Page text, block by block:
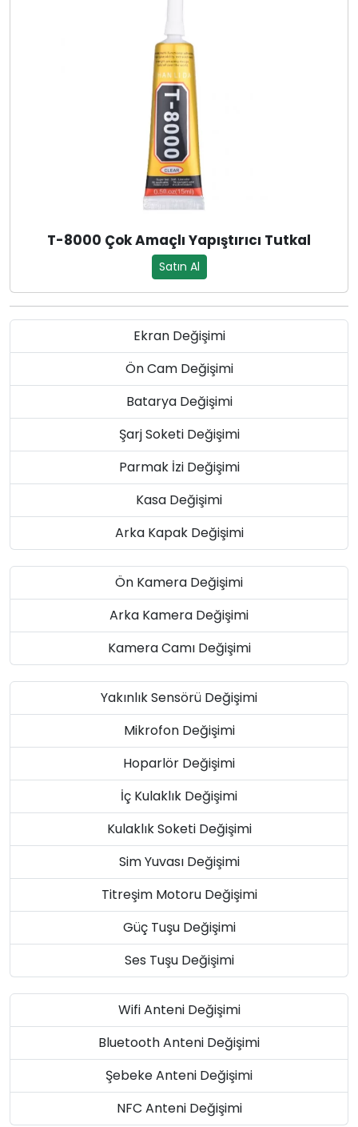
T-8000 Çok Amaçlı Yapıştırıcı Tutkal
Satın Al
Ekran Değişimi
Ön Cam Değişimi
Batarya Değişimi
Şarj Soketi Değişimi
Parmak İzi Değişimi
Kasa Değişimi
Arka Kapak Değişimi
Ön Kamera Değişimi
Arka Kamera Değişimi
Kamera Camı Değişimi
Yakınlık Sensörü Değişimi
Mikrofon Değişimi
Hoparlör Değişimi
İç Kulaklık Değişimi
Kulaklık Soketi Değişimi
Sim Yuvası Değişimi
Titreşim Motoru Değişimi
Güç Tuşu Değişimi
Ses Tuşu Değişimi
Wifi Anteni Değişimi
Bluetooth Anteni Değişimi
Şebeke Anteni Değişimi
NFC Anteni Değişimi